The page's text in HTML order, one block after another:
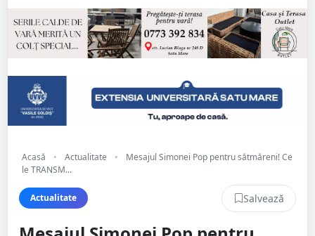
Acasă • Actualitate •
Mesajul Simonei Pop pentru sătmăreni! Ce
le TRANSM...
Actualitate Salvează